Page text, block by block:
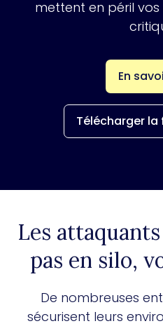
mettent en péril
En
Télécharger
Les
pas en silo,
De nombreuses
sécurisent leurs